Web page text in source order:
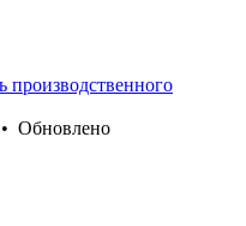
производственного
• Обновлено